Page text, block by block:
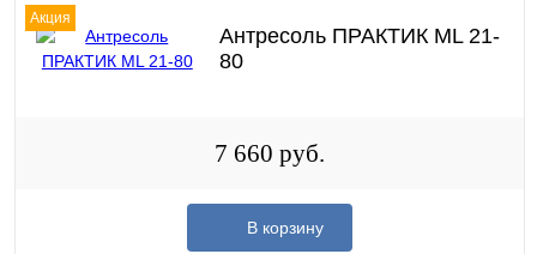
Акция
Антресоль ПРАКТИК ML 21-
80
7 660 руб.
В корзину